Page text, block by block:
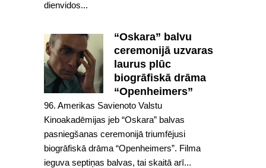
dienvidos...
“Oskara” balvu
ceremonijā uzvaras
laurus plūc
biogrāfiskā drāma
“Openheimers”
96. Amerikas Savienoto Valstu
Kinoakadēmijas jeb “Oskara” balvas
pasniegšanas ceremonijā triumfējusi
biogrāfiskā drāma “Openheimers”. Filma
ieguva septiņas balvas, tai skaitā arī...